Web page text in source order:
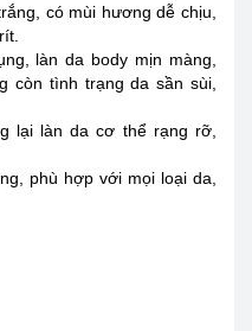
có mùi hương dễ chịu,
làn da body mịn màng,
còn tình trạng da sần sùi,
lại làn da cơ thể rạng rỡ,
phù hợp với mọi loại da,